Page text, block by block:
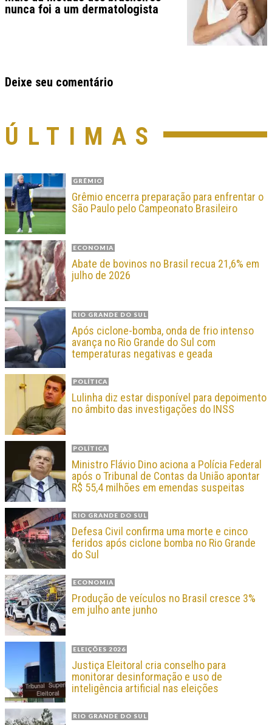
nunca foi a um dermatologista
Deixe seu comentário
ÚLTIMAS
GRÊMIO
Grêmio encerra preparação para enfrentar o
São Paulo pelo Campeonato Brasileiro
ECONOMIA
Abate de bovinos no Brasil recua 21,6% em
julho de 2026
RIO GRANDE DO SUL
Após ciclone-bomba, onda de frio intenso
avança no Rio Grande do Sul com
temperaturas negativas e geada
POLÍTICA
Lulinha diz estar disponível para depoimento
no âmbito das investigações do INSS
POLÍTICA
Ministro Flávio Dino aciona a Polícia Federal
após o Tribunal de Contas da União apontar
R$ 55,4 milhões em emendas suspeitas
RIO GRANDE DO SUL
Defesa Civil confirma uma morte e cinco
feridos após ciclone bomba no Rio Grande
do Sul
ECONOMIA
Produção de veículos no Brasil cresce 3%
em julho ante junho
ELEIÇÕES 2026
Justiça Eleitoral cria conselho para
monitorar desinformação e uso de
inteligência artificial nas eleições
RIO GRANDE DO SUL